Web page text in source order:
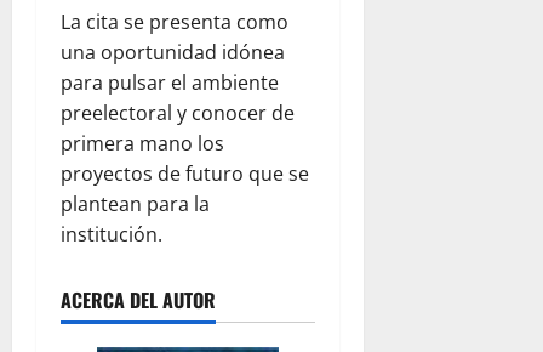
La cita se presenta como
una oportunidad idónea
para pulsar el ambiente
preelectoral y conocer de
primera mano los
proyectos de futuro que se
plantean para la
institución.
ACERCA DEL AUTOR